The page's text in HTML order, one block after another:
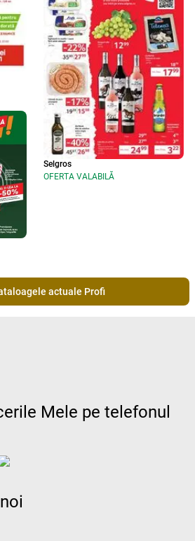
Selgros
OFERTA VALABILĂ
actuale Profi
Mele pe telefonul